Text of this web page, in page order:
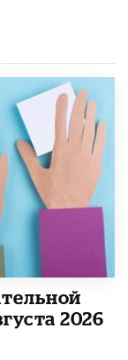
2026